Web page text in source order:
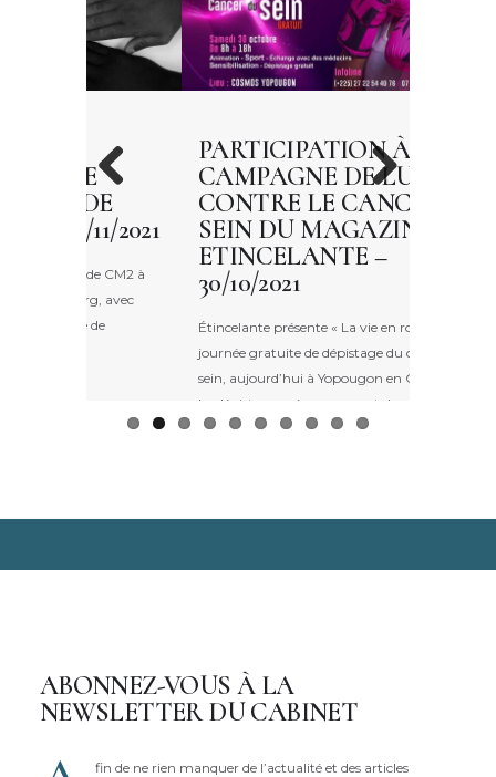
PARTICIPATION À LA
CAMPAGNE DE LUTTE
CONTRE LE CANCER DU
SEIN DU MAGAZINE
ETINCELANTE –
30/10/2021
Étincelante présente « La vie en rose »,
journée gratuite de dépistage du cancer du
sein, aujourd’hui à Yopougon en Côte d’Ivoire!
Le dépistage précoce permet de sauver des
vies. #octobrerose
Previo
us
Next
ABONNEZ-VOUS À LA